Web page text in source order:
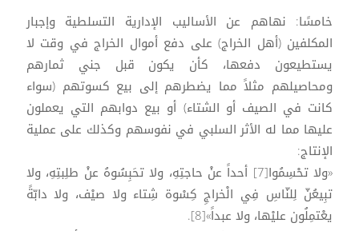
خامسًا: نهاهم عن الأساليب الإدارية التسلطية وإجبار
المكلفين (أهل الخراج) على دفع أموال الخراج في وقت لا
يستطيعون دفعها، كأن يكون قبل جني ثمارهم
ومحاصيلهم مثلاً مما يضطرهم إلى بيع كسوتهم (سواء
كانت في الصيف أو الشتاء) أو بيع دوابهم التي يعملون
عليها مما له الأثر السلبي في نفوسهم وكذلك على عملية
الإنتاج:
«ولا تحْسِمُوا[7] أحداً عنْ حاجتِهِ، ولا تحَبِسُوهُ عنْ طلِبتِهِ، ولا
تبِيعُنّ لِلنّاسِ فِي الْخراجِ كِسْوة شِتاء ولا صيْف، ولا دابّةً
يعْتمِلُون عليْها، ولا عبداً»[8].